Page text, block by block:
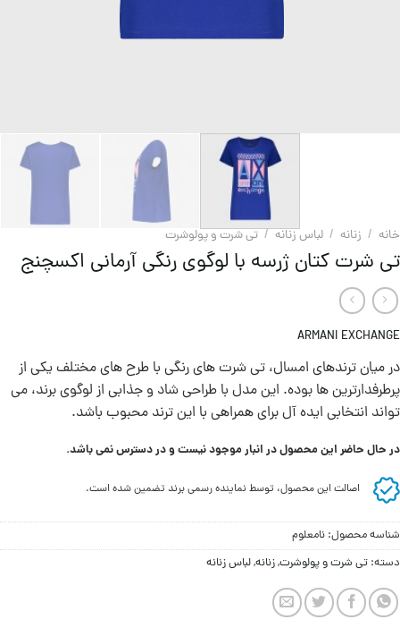
خانه / زنانه / لباس زنانه / تی شرت و پولوشرت
تی شرت کتان ژرسه با لوگوی رنگی آرمانی اکسچنج
ARMANI EXCHANGE
در میان ترندهای امسال، تی شرت های رنگی با طرح های مختلف یکی از
پرطرفدارترین ها بوده. این مدل با طراحی شاد و جذابی از لوگوی برند، می
تواند انتخابی ایده آل برای همراهی با این ترند محبوب باشد.
در حال حاضر این محصول در انبار موجود نیست و در دسترس نمی باشد.
اصالت این محصول، توسط نماینده رسمی برند تضمین شده است.
شناسه محصول: نامعلوم
دسته: تی شرت و پولوشرت,زنانه,لباس زنانه